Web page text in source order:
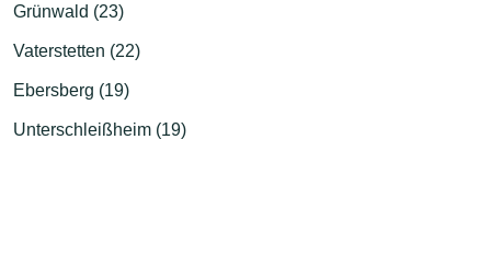
Grünwald (23)
Vaterstetten (22)
Ebersberg (19)
Unterschleißheim (19)